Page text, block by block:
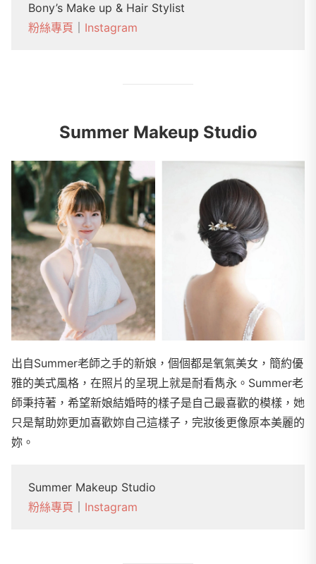
Bony’s Make up & Hair Stylist
粉絲專頁
Instagram
Summer Makeup Studio
出自Summer老師之手的新娘，個個都是氧氣美女，簡約優
雅的美式風格，在照片的呈現上就是耐看雋永。Summer老
師秉持著，希望新娘結婚時的樣子是自己最喜歡的模樣，她
只是幫助妳更加喜歡妳自己這樣子，完妝後更像原本美麗的
妳。
Summer Makeup Studio
粉絲專頁
Instagram